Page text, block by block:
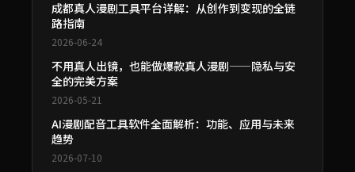
成都真人漫剧工具平台详解：从创作到变现的全链
路指南
2026-06-24
不用真人出镜，也能做爆款真人漫剧——隐私与安
全的完美方案
2026-05-21
AI漫剧配音工具软件全面解析：功能、应用与未来
趋势
2026-07-10